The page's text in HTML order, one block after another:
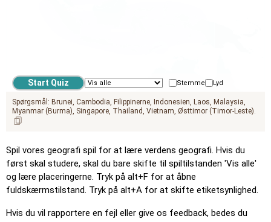
Stemme Lyd
Spørgsmål: Brunei Cambodia Filippinerne Indonesien Laos
Malaysia
Myanmar (Burma) Singapore Thailand Vietnam Østtimor (Timor-Leste)
Spil vores geografi spil for at lære verdens geografi. Hvis du
først skal studere, skal du bare skifte til spiltilstanden 'Vis alle'
og lære placeringerne. Tryk på alt+F for at åbne
fuldskærmstilstand. Tryk på alt+A for at skifte etiketsynlighed.
Hvis du vil rapportere en fejl eller give os feedback, bedes du